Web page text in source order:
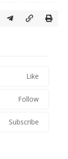
Like
Follow
Subscribe